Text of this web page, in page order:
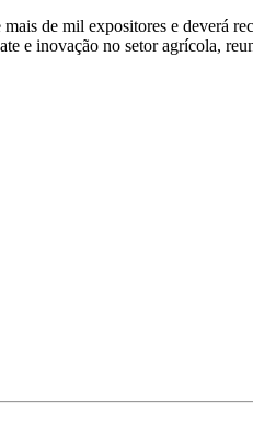
de mil expositores e deverá
e inovação no setor agrícola,